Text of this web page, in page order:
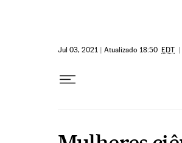
Jul 03, 2021 | Atualizado 18:50 EDT |